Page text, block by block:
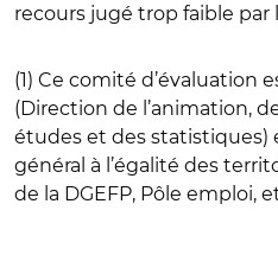
recours jugé trop faible par
(1) Ce comité d’évaluation
(Direction de l’animation,
études et des statistiques)
général à l’égalité des
de la DGEFP, Pôle emploi,